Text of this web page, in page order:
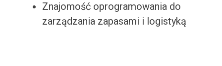
Znajomość oprogramowania do
zarządzania zapasami i logistyką